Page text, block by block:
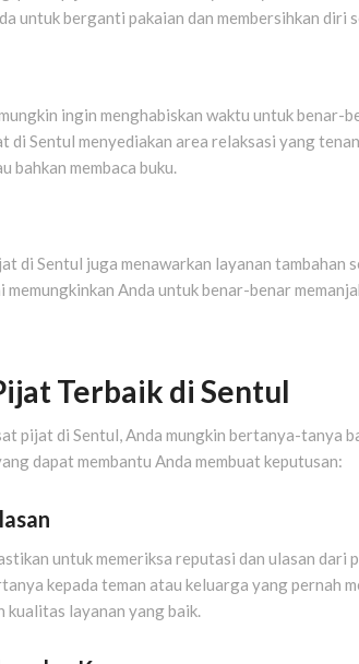
untuk berganti pakaian dan membersihkan diri
ingin menghabiskan waktu untuk benar-
di Sentul menyediakan area relaksasi yang
bahkan membaca buku.
di Sentul juga menawarkan layanan tambahan
memungkinkan Anda untuk benar-benar
Terbaik di Sentul
pijat di Sentul, Anda mungkin bertanya-tanya
dapat membantu Anda membuat keputusan:
untuk memeriksa reputasi dan ulasan dari
kepada teman atau keluarga yang pernah
kualitas layanan yang baik.